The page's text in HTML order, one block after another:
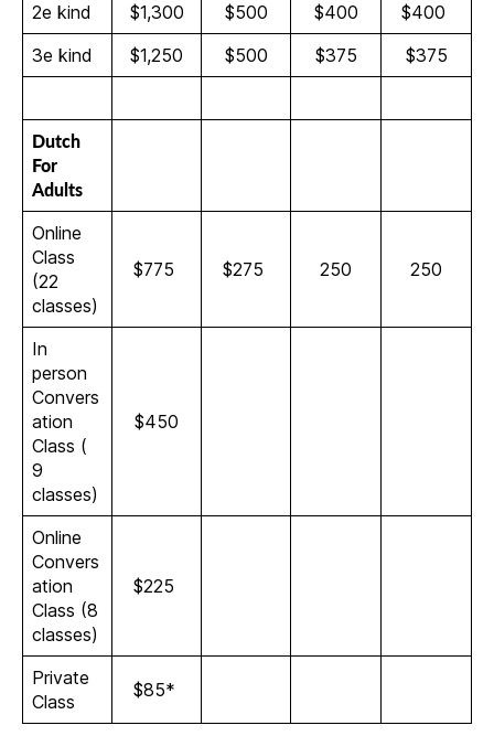
2e kind $1,300 $500 $400
$400
3e kind
$1,250 $500 $375 $375
Dutch
For
Adults
Online
Class
(22
classes)
$775 $275 250 250
In
person
Convers
ation
Class (
9
classes)
$450
Online
Convers
ation
Class (8
classes)
$225
Private
Class
$85*